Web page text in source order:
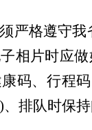
严格遵守
相片时应
码、行程
、 排队时保